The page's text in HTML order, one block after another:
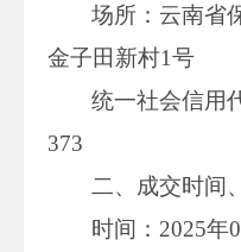
场所：云南省
金子田新村1号
统一社会信用
373
二、成交时间
时间：2025年